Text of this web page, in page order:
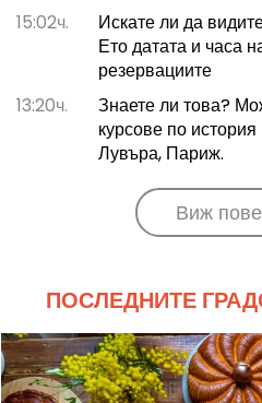
15:02ч.
Искате ли да
Ето датата и часа
резервациите
13:20ч.
Знаете ли това?
курсове по
Лувъра, Париж.
Виж
ПОСЛЕДНИТЕ